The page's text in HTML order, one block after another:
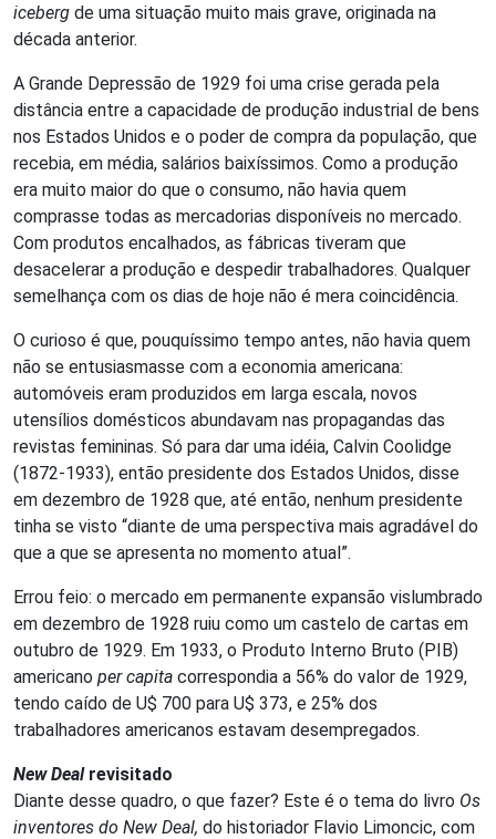
iceberg de uma situação muito mais grave, originada na
década anterior.
A Grande Depressão de 1929 foi uma crise gerada pela
distância entre a capacidade de produção industrial de bens
nos Estados Unidos e o poder de compra da população, que
recebia, em média, salários baixíssimos. Como a produção
era muito maior do que o consumo, não havia quem
comprasse todas as mercadorias disponíveis no mercado.
Com produtos encalhados, as fábricas tiveram que
desacelerar a produção e despedir trabalhadores. Qualquer
semelhança com os dias de hoje não é mera coincidência.
O curioso é que, pouquíssimo tempo antes, não havia quem
não se entusiasmasse com a economia americana:
automóveis eram produzidos em larga escala, novos
utensílios domésticos abundavam nas propagandas das
revistas femininas. Só para dar uma idéia, Calvin Coolidge
(1872-1933), então presidente dos Estados Unidos, disse
em dezembro de 1928 que, até então, nenhum presidente
tinha se visto “diante de uma perspectiva mais agradável do
que a que se apresenta no momento atual”.
Errou feio: o mercado em permanente expansão vislumbrado
em dezembro de 1928 ruiu como um castelo de cartas em
outubro de 1929. Em 1933, o Produto Interno Bruto (PIB)
americano per capita correspondia a 56% do valor de 1929,
tendo caído de U$ 700 para U$ 373, e 25% dos
trabalhadores americanos estavam desempregados.
New Deal revisitado
Diante desse quadro, o que fazer? Este é o tema do livro Os
inventores do New Deal, do historiador Flavio Limoncic, com